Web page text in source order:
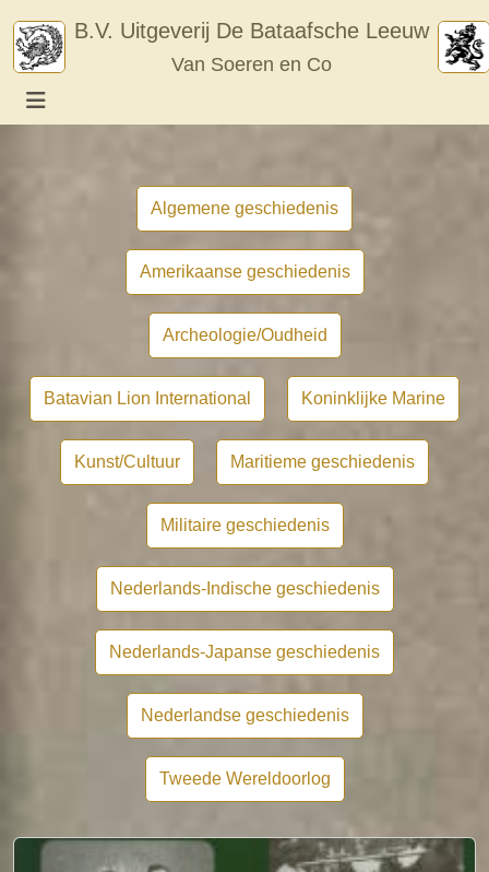
content
B.V. Uitgeverij De Bataafsche Leeuw
Van Soeren en Co
Algemene geschiedenis
Amerikaanse geschiedenis
Archeologie/Oudheid
Batavian Lion International Koninklijke Marine
Kunst/Cultuur Maritieme geschiedenis
Militaire geschiedenis
Nederlands-Indische geschiedenis
Nederlands-Japanse geschiedenis
Nederlandse geschiedenis
Tweede Wereldoorlog